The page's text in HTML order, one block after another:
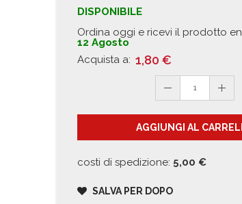
DISPONIBILE
Ordina oggi e ricevi il prodotto
12 Agosto
Acquista a: 1,80 €
1
AGGIUNGI AL
costi di spedizione: 5,00 €
SALVA PER DOPO